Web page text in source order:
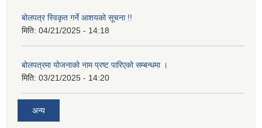
बोलपत्र स्विकृत गर्ने आशयको सूचना !!
मिति: 04/21/2025 - 14:18
बोलपत्रमा योजनाको नाम प्रष्ट पारिएको सम्बन्धमा ।
मिति: 03/21/2025 - 14:20
अन्य